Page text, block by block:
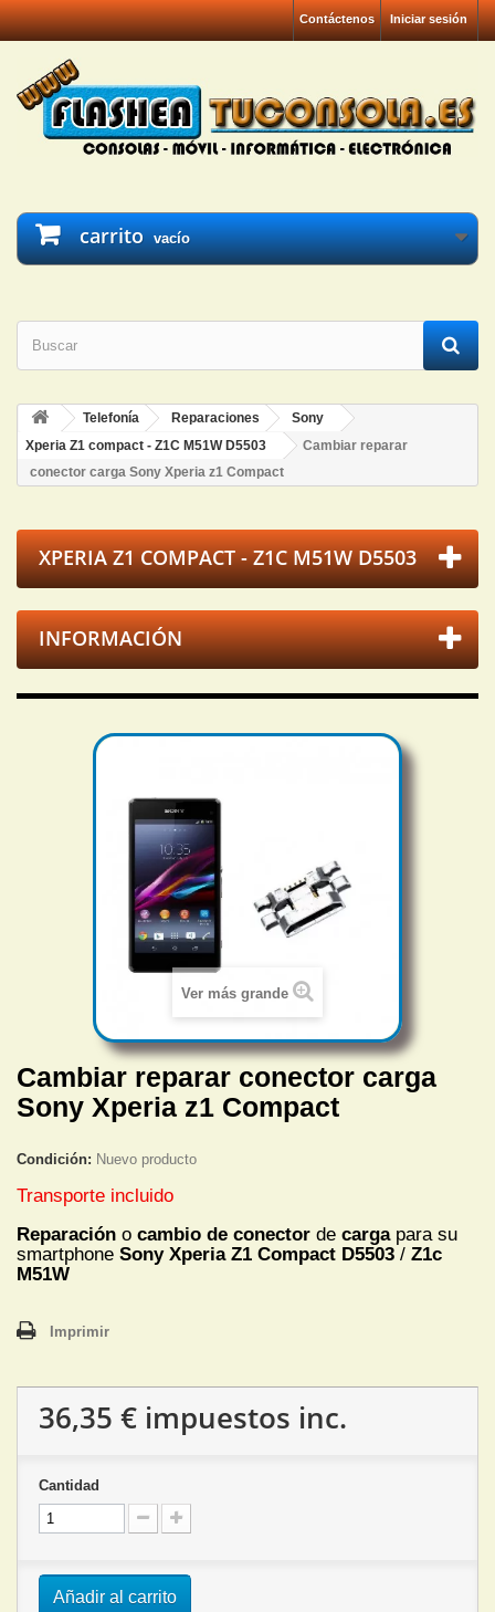
Iniciar sesión
Contáctenos
carrito vacío
Telefonía Reparaciones
Sony
Xperia Z1 compact - Z1C M51W D5503
Cambiar reparar
conector carga Sony Xperia z1 Compact
XPERIA Z1 COMPACT - Z1C M51W D5503
INFORMACIÓN
Ver más grande
Cambiar reparar conector carga
Sony Xperia z1 Compact
Condición: Nuevo producto
Transporte incluido
Reparación o cambio de conector de cargapara su
smartphone Sony Xperia Z1 Compact D5503 / Z1c
M51W
Imprimir
36,35 € impuestos inc.
Cantidad
Añadir al carrito